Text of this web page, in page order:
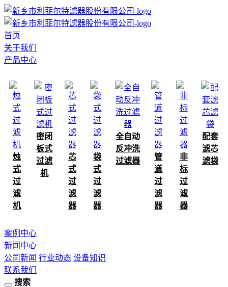
首页
关于我们
产品中心
烛
式
过
滤
机
密闭
板式
过滤
机
芯
式
过
滤
器
袋
式
过
滤
器
全自动
反冲洗
过滤器
管
道
过
滤
器
非
标
过
滤
器
配套
滤芯
滤袋
案例中心
新闻中心
公司新闻 行业动态 设备知识
联系我们
搜索